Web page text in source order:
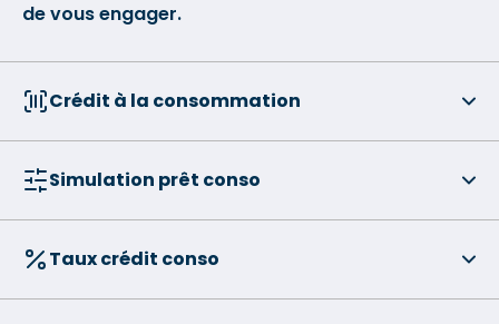
de vous engager.
Crédit à la consommation
Simulation prêt conso
Taux crédit conso